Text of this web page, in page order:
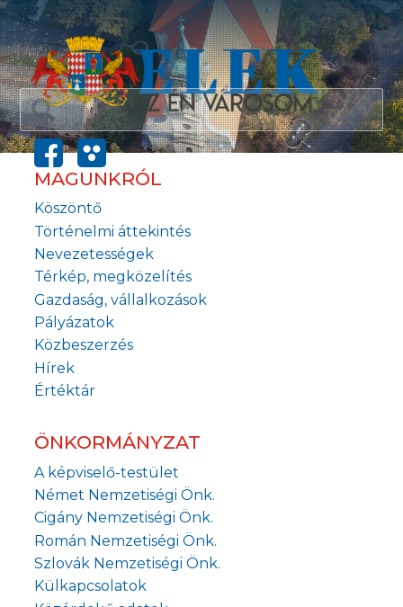
MAGUNKRÓL
Köszöntő
Történelmi áttekintés
Nevezetességek
Térkép, megközelítés
Gazdaság, vállalkozások
Pályázatok
Közbeszerzés
Hírek
Értéktár
ÖNKORMÁNYZAT
A képviselő-testület
Német Nemzetiségi Önk.
Cigány Nemzetiségi Önk.
Román Nemzetiségi Önk.
Szlovák Nemzetiségi Önk.
Külkapcsolatok